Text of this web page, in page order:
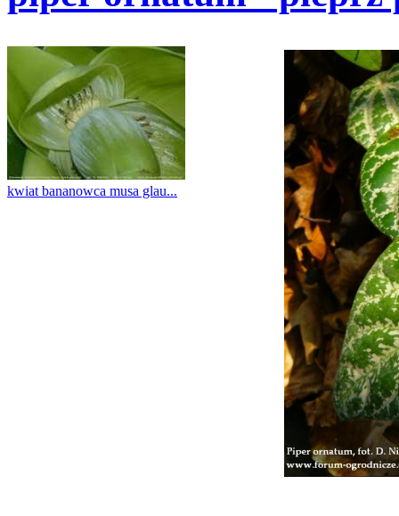
kwiat bananowca musa glau...